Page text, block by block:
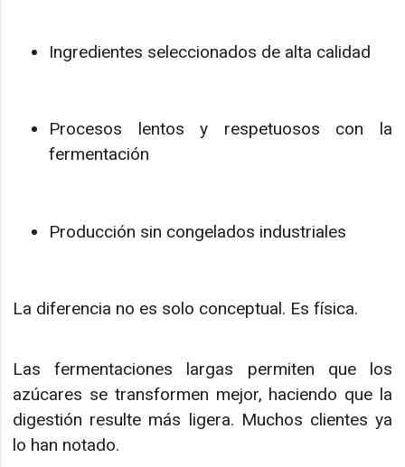
Ingredientes seleccionados de alta calidad
Procesos lentos y respetuosos con la
fermentación
Producción sin congelados industriales
La diferencia no es solo conceptual. Es física.
Las fermentaciones largas permiten que los
azúcares se transformen mejor, haciendo que la
digestión resulte más ligera. Muchos clientes ya
lo han notado.